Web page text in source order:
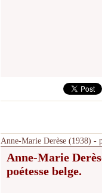
Anne-Marie Derèse (1938) -
Anne-Marie
poétesse belge.